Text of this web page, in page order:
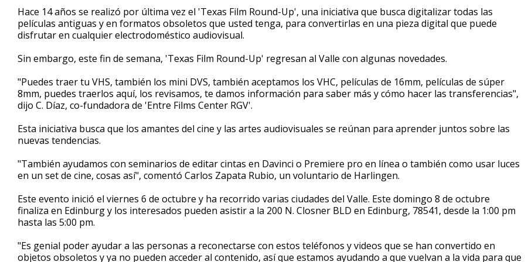
2
minutes,
35
secondsVolume
Hace 14 años se realizó por última vez el 'Texas Film Round-Up', una iniciativa que busca digitalizar todas las
películas antiguas y en formatos obsoletos que usted tenga, para convertirlas en una pieza digital que puede
disfrutar en cualquier electrodoméstico audiovisual.
Sin embargo, este fin de semana, 'Texas Film Round-Up' regresan al Valle con algunas novedades.
"Puedes traer tu VHS, también los mini DVS, también aceptamos los VHC, películas de 16mm, películas de súper
8mm, puedes traerlos aquí, los revisamos, te damos información para saber más y cómo hacer las transferencias",
dijo C. Díaz, co-fundadora de 'Entre Films Center RGV'.
Esta iniciativa busca que los amantes del cine y las artes audiovisuales se reúnan para aprender juntos sobre las
nuevas tendencias.
"También ayudamos con seminarios de editar cintas en Davinci o Premiere pro en línea o también como usar luces
en un set de cine, cosas así", comentó Carlos Zapata Rubio, un voluntario de Harlingen.
Este evento inició el viernes 6 de octubre y ha recorrido varias ciudades del Valle. Este domingo 8 de octubre
finaliza en Edinburg y los interesados pueden asistir a la 200 N. Closner BLD en Edinburg, 78541, desde la 1:00 pm
hasta las 5:00 pm.
"Es genial poder ayudar a las personas a reconectarse con estos teléfonos y videos que se han convertido en
objetos obsoletos y ya no pueden acceder al contenido, así que estamos ayudando a que vuelvan a la vida para que